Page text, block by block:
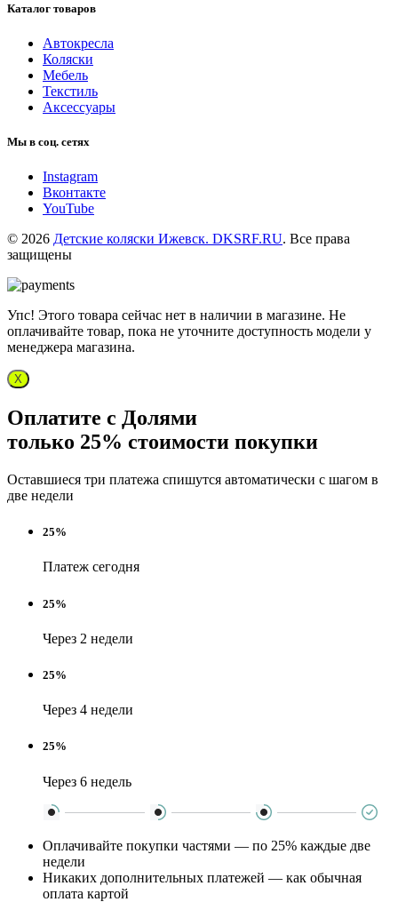
Каталог товаров
Автокресла
Коляски
Мебель
Текстиль
Аксессуары
Мы в соц. сетях
Instagram
Вконтакте
YouTube
© 2026 Детские коляски Ижевск. DKSRF.RU. Все права
защищены
Упс! Этого товара сейчас нет в наличии в магазине. Не
оплачивайте товар, пока не уточните доступность модели у
менеджера магазина.
X
Оплатите с Долями
только 25% стоимости покупки
Оставшиеся три платежа спишутся автоматически с шагом в
две недели
25%
Платеж сегодня
25%
Через 2 недели
25%
Через 4 недели
25%
Через 6 недель
Оплачивайте покупки частями — по 25% каждые две
недели
Никаких дополнительных платежей — как обычная
оплата картой